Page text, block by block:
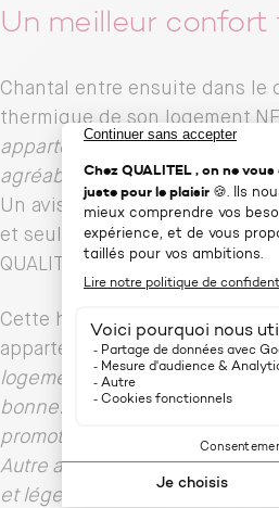
Un meilleur confort
Chantal entre ensuite dans
thermique de son logement
appartement, c’est l’isolation
agréable toute l’année. En
Un avis partagé par 52 % des
et seulement par 17 % des
QUALITEL sur les bénéfices
Cette habitante parisienne
appartement : «On ne ressent
logements à Paris où on
bonne. C’était d’ailleurs un
promoteur nous a expliqué
Autre avantage, les odeurs ne
et léger, c’est très agréable !